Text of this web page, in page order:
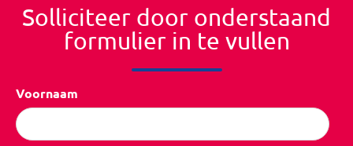
Solliciteer door onderstaand
formulier in te vullen
Voornaam